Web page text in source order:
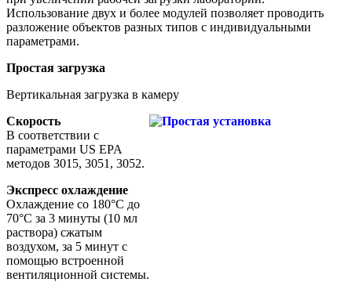
Использование двух и более модулей позволяет проводить
разложение объектов разных типов с индивидуальными
параметрами.
Простая загрузка
Вертикальная загрузка в камеру
Скорость
В соответствии с
параметрами US EPA
методов 3015, 3051, 3052.
Экспресс охлаждение
Охлаждение со 180°C до
70°C за 3 минуты (10 мл
раствора) сжатым
воздухом, за 5 минут с
помощью встроенной
вентиляционной системы.